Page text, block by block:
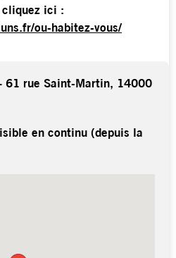
cliquez ici :
ou-habitez-vous/
61 rue Saint-Martin, 14000
en continu (depuis la